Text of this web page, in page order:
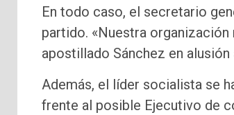
En todo caso, el secretario
partido. «Nuestra organización
apostillado Sánchez en alusión
Además, el líder socialista se
frente al posible Ejecutivo de